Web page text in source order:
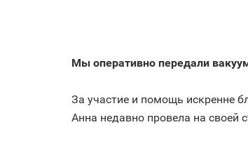
Мы оперативно передали
За участие и помощь искренне
Анна недавно провела на своей